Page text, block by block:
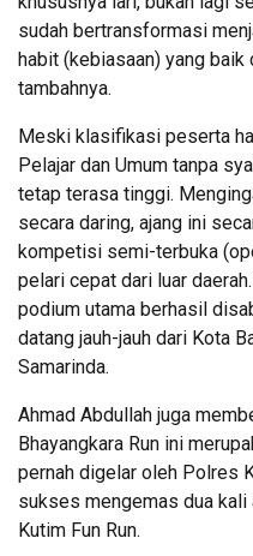
sudah bertransformasi
habit (kebiasaan) yang baik
tambahnya.
Meski klasifikasi peserta
Pelajar dan Umum tanpa
tetap terasa tinggi.
secara daring, ajang ini
kompetisi semi-terbuka
pelari cepat dari luar
podium utama berhasil
datang jauh-jauh dari Kota
Samarinda.
Ahmad Abdullah juga
Bhayangkara Run ini
pernah digelar oleh Polres
sukses mengemas dua
Kutim Fun Run.